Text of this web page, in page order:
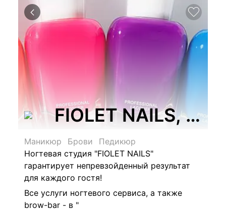
FIOLET NAILS,
Маникюр Брови
Педикюр
Ногтевая студия "FIOLET NAILS"
гарантирует непревзойденный результат
для каждого гостя!
Все услуги ногтевого сервиса, а также
brow-bar - в "